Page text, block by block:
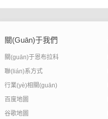
關(guān)于我們
關(guān)于恩布拉科
聯(lián)系方式
行業(yè)相關(guān)
百度地圖
谷歌地圖